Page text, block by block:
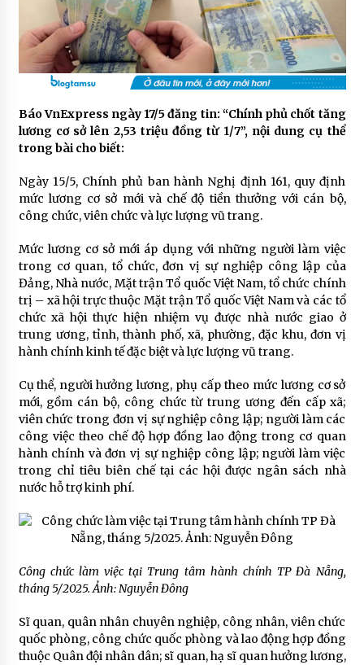
Báo VnExpress ngày 17/5 đăng tin: “Chính phủ chốt tăng
lương cơ sở lên 2,53 triệu đồng từ 1/7”, nội dung cụ thể
trong bài cho biết:
Ngày 15/5, Chính phủ ban hành Nghị định 161, quy định
mức lương cơ sở mới và chế độ tiền thưởng với cán bộ,
công chức, viên chức và lực lượng vũ trang.
Mức lương cơ sở mới áp dụng với những người làm việc
trong cơ quan, tổ chức, đơn vị sự nghiệp công lập của
Đảng, Nhà nước, Mặt trận Tổ quốc Việt Nam, tổ chức chính
trị – xã hội trực thuộc Mặt trận Tổ quốc Việt Nam và các tổ
chức xã hội thực hiện nhiệm vụ được nhà nước giao ở
trung ương, tỉnh, thành phố, xã, phường, đặc khu, đơn vị
hành chính kinh tế đặc biệt và lực lượng vũ trang.
Cụ thể, người hưởng lương, phụ cấp theo mức lương cơ sở
mới, gồm cán bộ, công chức từ trung ương đến cấp xã;
viên chức trong đơn vị sự nghiệp công lập; người làm các
công việc theo chế độ hợp đồng lao động trong cơ quan
hành chính và đơn vị sự nghiệp công lập; người làm việc
trong chỉ tiêu biên chế tại các hội được ngân sách nhà
nước hỗ trợ kinh phí.
Công chức làm việc tại Trung tâm hành chính TP Đà Nẵng,
tháng 5/2025. Ảnh:Nguyễn Đông
Sĩ quan, quân nhân chuyên nghiệp, công nhân, viên chức
quốc phòng, công chức quốc phòng và lao động hợp đồng
thuộc Quân đội nhân dân; sĩ quan, hạ sĩ quan hưởng lương,